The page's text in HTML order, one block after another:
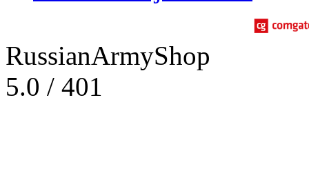
RussianArmyShop
5.0 / 401